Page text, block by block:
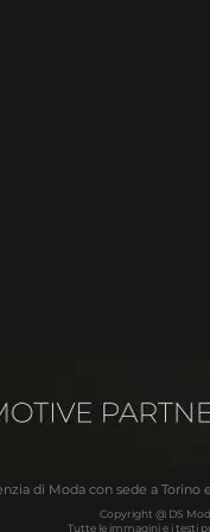
di Moda con sede a Torino
Copyright @ DS
Tutte le immagini e i testi